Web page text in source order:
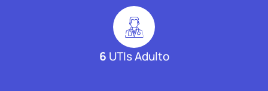
6 UTIs Adulto